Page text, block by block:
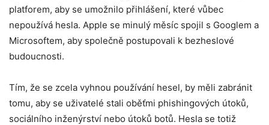
platforem, aby se umožnilo přihlášení, které vůbec
nepoužívá hesla. Apple se minulý měsíc spojil s Googlem a
Microsoftem, aby společně postupovali k bezheslové
budoucnosti.
Tím, že se zcela vyhnou používání hesel, by měli zabránit
tomu, aby se uživatelé stali oběťmi phishingových útoků,
sociálního inženýrství nebo útoků botů. Hesla se totiž